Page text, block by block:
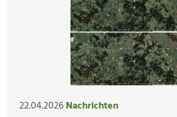
22.04.2026Nachrichten